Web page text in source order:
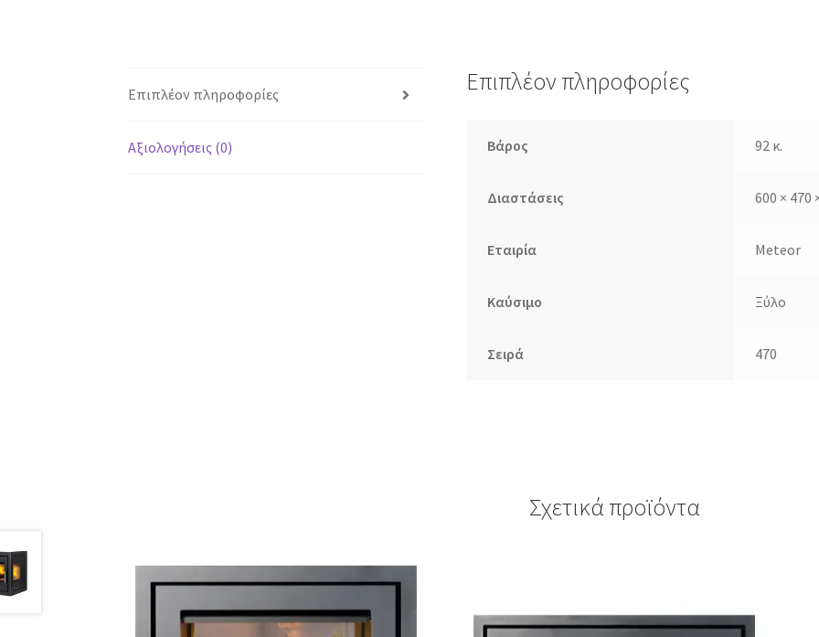
Επιπλέον πληροφορίες
Αξιολογήσεις (0)
Επιπλέον πληροφορίες
Βάρος 92 κ.
Διαστάσεις 600 × 470
Εταιρία Meteor
Καύσιμο Ξύλο
Σειρά 470
Σχετικά προϊόντα